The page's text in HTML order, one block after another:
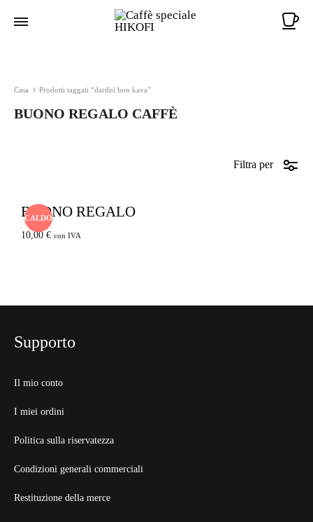
Casa Prodotti taggati “darilni bon kava”
BUONO REGALO CAFFÈ
Filtra per
CALDO
BUONO REGALO
10,00 € con IVA
Supporto
Il mio conto
I miei ordini
Politica sulla riservatezza
Condizioni generali commerciali
Restituzione della merce